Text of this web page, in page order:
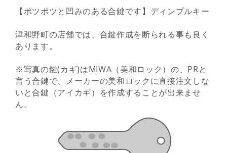
【ポツポツと凹みのある合鍵です】ディンプルキー
津和野町の店舗では、合鍵作成を断られる事も良く
あります。
※写真の鍵(カギ)はMIWA（美和ロック）の、PRと
言う合鍵で、メーカーの美和ロックに直接注文しな
いと合鍵（アイカギ）を作成することが出来ませ
ん。